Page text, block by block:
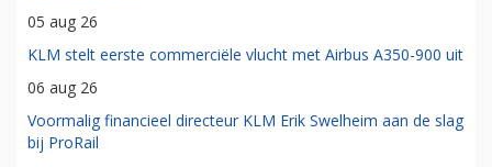
05 aug 26
KLM stelt eerste commerciële vlucht met Airbus A350-900 uit
06 aug 26
Voormalig financieel directeur KLM Erik Swelheim aan de slag
bij ProRail